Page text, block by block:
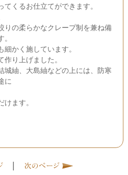
くるお仕立てができます。
りの柔らかなクレープ制を兼ね備
かく施しています。
り上げました。
城紬、大島紬などの上には、防寒
に
ます。
|